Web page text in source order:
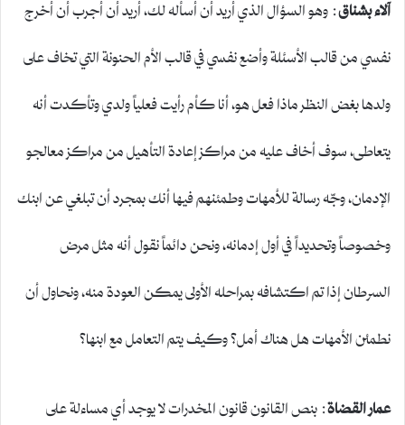
نفسي من قالب الأسئلة وأضع نفسي في قالب الأم الحنونة التي تخاف على
ولدها بغض النظر ماذا فعل هو، أنا كأم رأيت فعلياً ولدي وتأكدت أنه
يتعاطى، سوف أخاف عليه من مراكز إعادة التأهيل من مراكز معالجو
الإدمان، وجّه رسالة للأمهات وطمئنهم فيها أنك بمجرد أن تبلغي عن ابنك
وخصوصاً وتحديداً في أول إدمانه، ونحن دائماً نقول أنه مثل مرض
السرطان إذا تم اكتشافه بمراحله الأولى يمكن العودة منه، ونحاول أن
نطمئن الأمهات هل هناك أمل؟ وكيف يتم التعامل مع ابنها؟
عمار القضاة: بنص القانون قانون المخدرات لا يوجد أي مساءلة على